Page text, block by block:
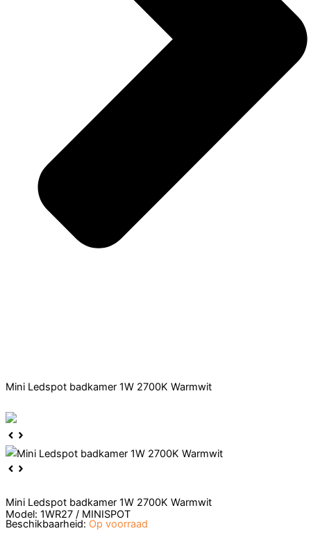
Mini Ledspot badkamer 1W 2700K Warmwit
Mini Ledspot badkamer 1W 2700K Warmwit
Model: 1WR27 / MINISPOT
Beschikbaarheid: Op voorraad